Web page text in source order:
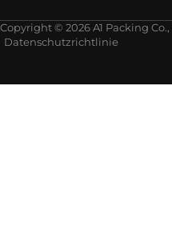
Copyright © 2026 A1 Packing
Datenschutzrichtlinie